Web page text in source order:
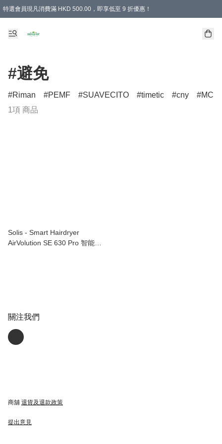
特選會員現凡消費滿 HKD 500.00，即享低至 9 折優惠！
#避免
Riman PEMF SUAVECITO timetic cny
MCM
1項 商品
Solis - Smart Hairdryer
AirVolution SE 630 Pro 智能風
關注我們
商舖 退貨及退款政策
提出意見